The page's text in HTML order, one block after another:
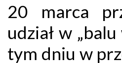
20 marca
udział w
tym dniu w